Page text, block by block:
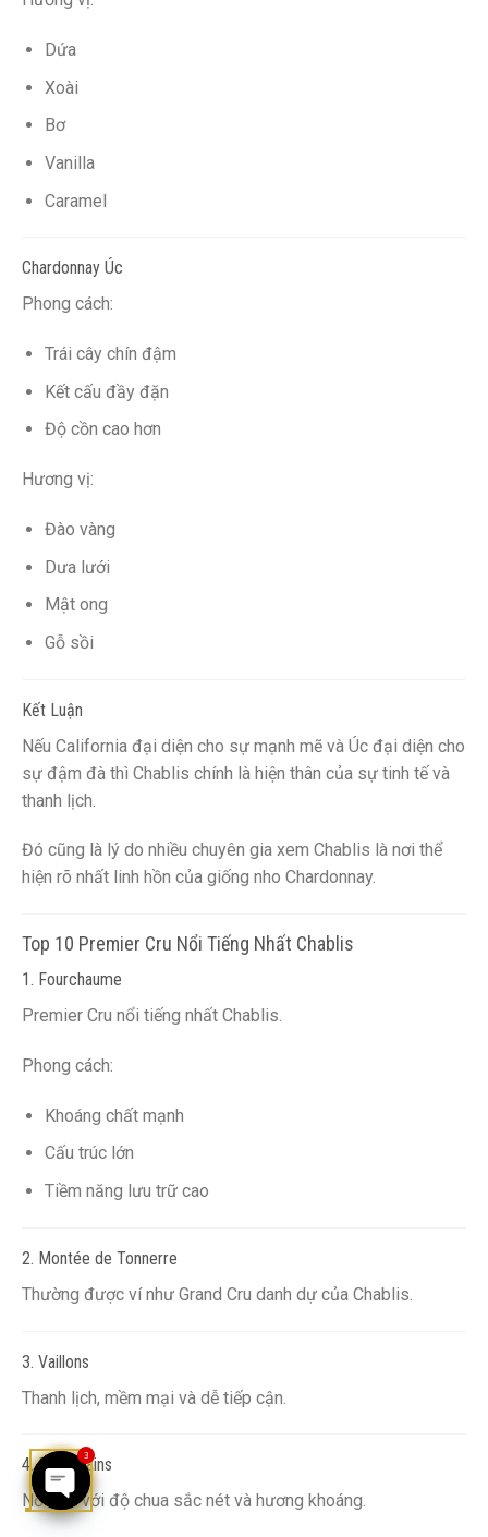
Dứa
Xoài
Bơ
Vanilla
Caramel
Chardonnay Úc
Phong cách:
Trái cây chín đậm
Kết cấu đầy đặn
Độ cồn cao hơn
Hương vị:
Đào vàng
Dưa lưới
Mật ong
Gỗ sồi
Kết Luận
Nếu California đại diện cho sự mạnh mẽ và Úc đại diện cho
sự đậm đà thì Chablis chính là hiện thân của sự tinh tế và
thanh lịch.
Đó cũng là lý do nhiều chuyên gia xem Chablis là nơi thể
hiện rõ nhất linh hồn của giống nho Chardonnay.
Top 10 Premier Cru Nổi Tiếng Nhất Chablis
1. Fourchaume
Premier Cru nổi tiếng nhất Chablis.
Phong cách:
Khoáng chất mạnh
Cấu trúc lớn
Tiềm năng lưu trữ cao
2. Montée de Tonnerre
Thường được ví như Grand Cru danh dự của Chablis.
3. Vaillons
Thanh lịch, mềm mại và dễ tiếp cận.
4. Montmains
Nổi bật với độ chua sắc nét và hương khoáng.
OPEN
3